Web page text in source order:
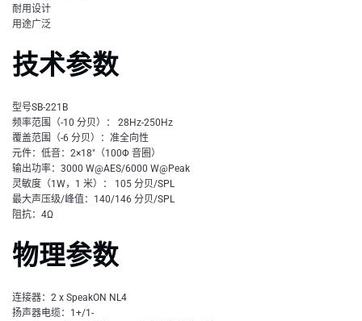
耐用设计
用途广泛
技术参数
型号SB-221B
频率范围（-10 分贝）： 28Hz-250Hz
覆盖范围（-6 分贝）：准全向性
元件：低音：2×18"（100Φ 音圈）
输出功率：3000 W@AES/6000 W@Peak
灵敏度（1W，1 米）： 105 分贝/SPL
最大声压级/峰值：140/146 分贝/SPL
阻抗：4Ω
物理参数
连接器：2 x SpeakON NL4
扬声器电缆：1+/1-